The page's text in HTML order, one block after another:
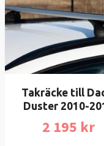
Takräcke till
Duster 2010-
2 195 kr